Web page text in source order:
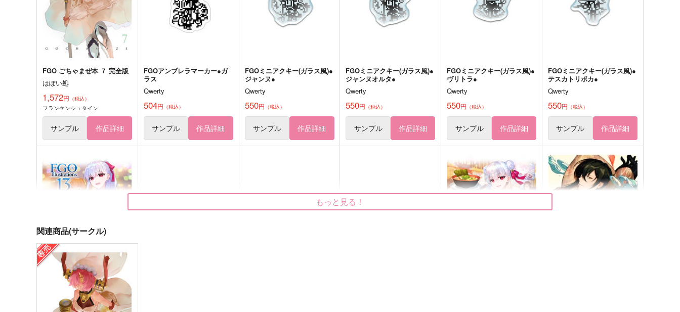
FGO ごちゃまぜ本 ７ 完全版
はぽい処
1,572円 （税込）
フランケンシュタイン
サンプル 作品詳細
FGOアンブレラマーカー●ガ
ラス
Qwerty
504円 （税込）
サンプル 作品詳細
FGOミニアクキー(ガラス風)●
ジャンヌ●
Qwerty
550円 （税込）
サンプル 作品詳細
FGOミニアクキー(ガラス風)●
ジャンヌオルタ●
Qwerty
550円 （税込）
サンプル 作品詳細
FGOミニアクキー(ガラス風)●
ヴリトラ●
Qwerty
550円 （税込）
サンプル 作品詳細
FGOミニアクキー(ガラス風)●
テスカトリポカ●
Qwerty
550円 （税込）
サンプル 作品詳細
FGO Illustrations 13
ReDrop
もっと見る！
関連商品(サークル)